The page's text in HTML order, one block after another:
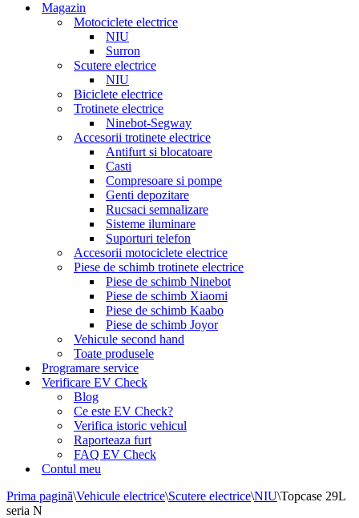
Magazin
Motociclete electrice
NIU
Surron
Scutere electrice
NIU
Biciclete electrice
Trotinete electrice
Ninebot-Segway
Accesorii trotinete electrice
Antifurt si blocatoare
Casti
Compresoare si pompe
Genti depozitare
Rucsaci semnalizare
Sisteme iluminare
Suporturi telefon
Accesorii motociclete electrice
Piese de schimb trotinete electrice
Piese de schimb Ninebot
Piese de schimb Xiaomi
Piese de schimb Kaabo
Piese de schimb Joyor
Vehicule second hand
Toate produsele
Programare service
Verificare EV Check
Blog
Ce este EV Check?
Verifica istoric vehicul
Raporteaza furt
FAQ EV Check
Contul meu
Prima pagină\Vehicule electrice\Scutere electrice\NIU\Topcase 29L
seria N